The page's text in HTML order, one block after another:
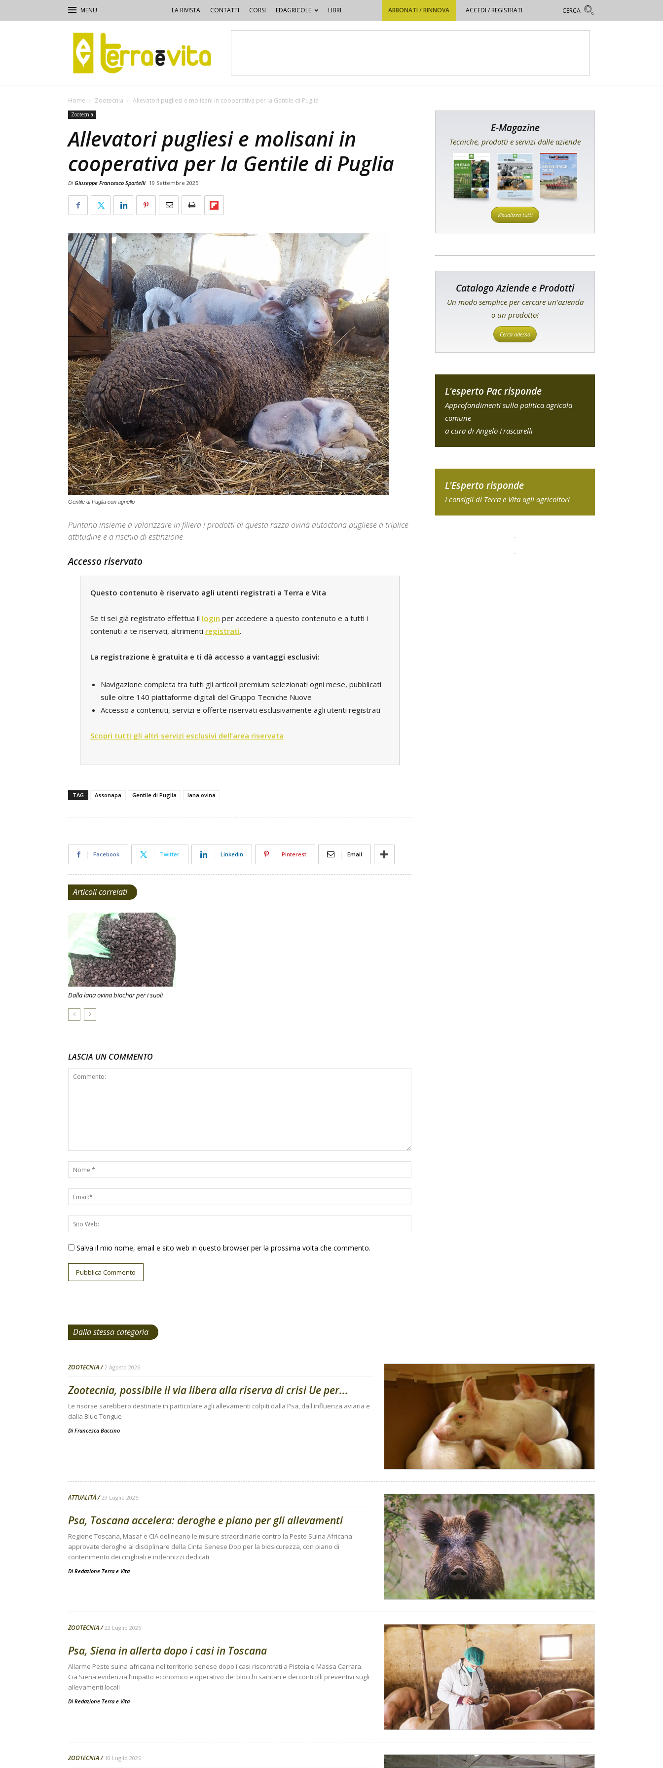
LA RIVISTA CONTATTI CORSI EDAGRICOLE LIBRI ABBONATI / RINNOVA ACCEDI / REGISTRATI
Terra
e
Vita
Home Zootecnia Allevatori pugliesi e molisani in cooperativa per la Gentile di Puglia
Zootecnia
Allevatori pugliesi e molisani in
cooperativa per la Gentile di Puglia
Di Giuseppe Francesco Sportelli 19 Settembre 2025
Gentile di Puglia con agnello
Puntano insieme a valorizzare in filiera i prodotti di questa razza ovina autoctona pugliese a triplice
attitudine e a rischio di estinzione
Accesso riservato
Questo contenuto è riservato agli utenti registrati a Terra e Vita
Se ti sei già registrato effettua il login per accedere a questo contenuto e a tutti i
contenuti a te riservati, altrimenti registrati.
La registrazione è gratuita e ti dà accesso a vantaggi esclusivi:
Navigazione completa tra tutti gli articoli premium selezionati ogni mese, pubblicati
sulle oltre 140 piattaforme digitali del Gruppo Tecniche Nuove
Accesso a contenuti, servizi e offerte riservati esclusivamente agli utenti registrati
Scopri tutti gli altri servizi esclusivi dell’area riservata
TAG Assonapa Gentile di Puglia lana ovina
Facebook Twitter Linkedin Pinterest Email
Articoli correlati
Dalla lana ovina biochar per i suoli
LASCIA UN COMMENTO
Salva il mio nome, email e sito web in questo browser per la prossima volta che commento.
E-Magazine
Tecniche, prodotti e servizi dalle aziende
Visualizza tutti
Catalogo Aziende e Prodotti
Un modo semplice per cercare un'azienda
o un prodotto!
Cerca adesso
L'esperto Pac risponde
Approfondimenti sulla politica agricola
comune
a cura di Angelo Frascarelli
L'Esperto risponde
I consigli di Terra e Vita agli agricoltori
Dalla stessa categoria
ZOOTECNIA 2 Agosto 2026
Zootecnia, possibile il via libera alla riserva di crisi Ue per...
Le risorse sarebbero destinate in particolare agli allevamenti colpiti dalla Psa, dall'influenza aviaria e
dalla Blue Tongue
Di Francesca Baccino
ATTUALITÀ 29 Luglio 2026
Psa, Toscana accelera: deroghe e piano per gli allevamenti
Regione Toscana, Masaf e CIA delineano le misure straordinarie contro la Peste Suina Africana:
approvate deroghe al disciplinare della Cinta Senese Dop per la biosicurezza, con piano di
contenimento dei cinghiali e indennizzi dedicati
Di Redazione Terra e Vita -
ZOOTECNIA 22 Luglio 2026
Psa, Siena in allerta dopo i casi in Toscana
Allarme Peste suina africana nel territorio senese dopo i casi riscontrati a Pistoia e Massa Carrara.
Cia Siena evidenzia l’impatto economico e operativo dei blocchi sanitari e dei controlli preventivi sugli
allevamenti locali
Di Redazione Terra e Vita -
ZOOTECNIA 10 Luglio 2026